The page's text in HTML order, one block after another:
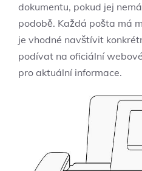
dokumentu, pokud jej
podobě. Každá pošta má
je vhodné navštívit
podívat na oficiální
pro aktuální informace.